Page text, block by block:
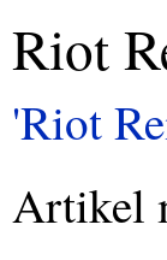
Riot
'Riot
Artikel